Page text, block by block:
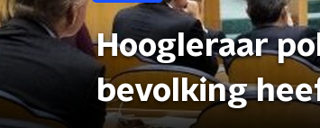
Hoogleraar
bevolking